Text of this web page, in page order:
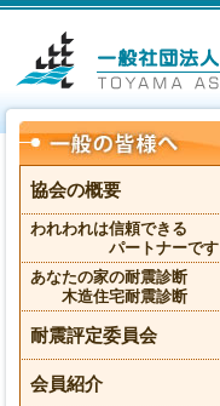
協会の概要
われわれは信頼できる
パートナーです
あなたの家の耐震診断
木造住宅耐震診断
耐震評定委員会
会員紹介